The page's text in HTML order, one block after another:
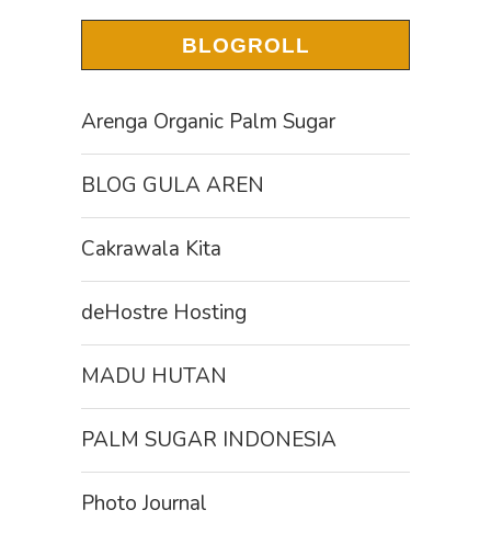
BLOGROLL
Arenga Organic Palm Sugar
BLOG GULA AREN
Cakrawala Kita
deHostre Hosting
MADU HUTAN
PALM SUGAR INDONESIA
Photo Journal